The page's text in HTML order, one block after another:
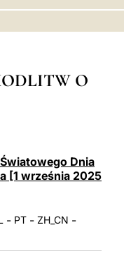
O
Dnia
[1 września 2025
- PT - ZH_CN -